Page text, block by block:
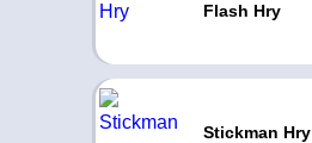
Flash Hry
Stickman Hry